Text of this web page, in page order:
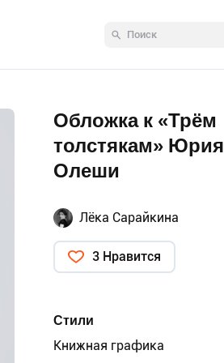
Обложка к «Трём
толстякам» Юрия
Олеши
Лёка Сарайкина
3 Нравится
Стили
Книжная графика